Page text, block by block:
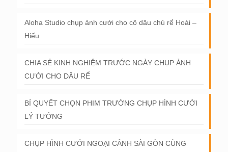
Aloha Studio chụp ảnh cưới cho cô dâu chú rể Hoài –
Hiếu
CHIA SẺ KINH NGHIỆM TRƯỚC NGÀY CHỤP ẢNH
CƯỚI CHO DÂU RỂ
BÍ QUYẾT CHỌN PHIM TRƯỜNG CHỤP HÌNH CƯỚI
LÝ TƯỞNG
CHỤP HÌNH CƯỚI NGOẠI CẢNH SÀI GÒN CÙNG